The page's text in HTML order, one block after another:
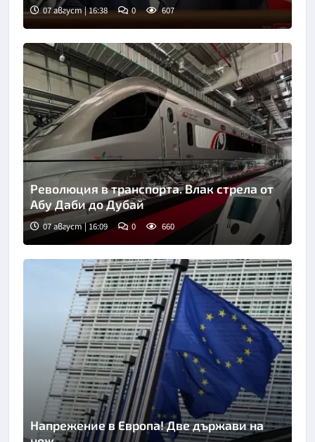
07 август | 16:38 0 607
Революция в транспорта. Влак стрела от
Абу Даби до Дубай
07 август | 16:09 0 660
Напрежение в Европа! Две държави на